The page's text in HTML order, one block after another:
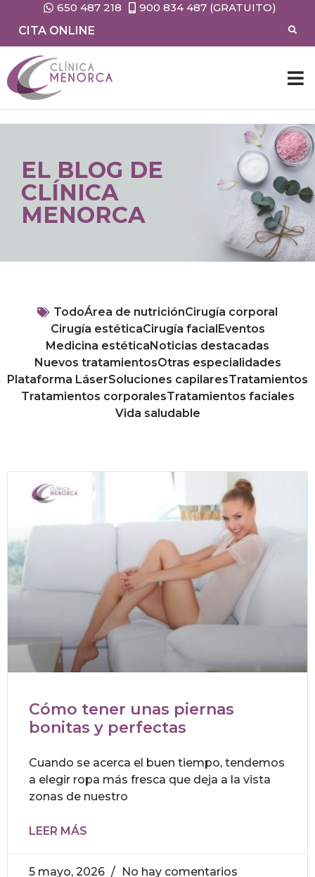
650 487 218
900 834 487 (GRATUITO)
CITA ONLINE
EL BLOG DE
CLÍNICA
MENORCA
TodoÁrea de nutriciónCirugía corporal
Cirugía estéticaCirugía facialEventos
Medicina estéticaNoticias destacadas
Nuevos tratamientosOtras especialidades
Plataforma LáserSoluciones capilaresTratamientos
Tratamientos corporalesTratamientos faciales
Vida saludable
Cómo tener unas piernas
bonitas y perfectas
Cuando se acerca el buen tiempo, tendemos
a elegir ropa más fresca que deja a la vista
zonas de nuestro
LEER MÁS
5 mayo, 2026 No hay comentarios